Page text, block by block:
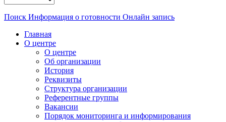
Поиск Информация о готовности Онлайн запись
Главная
О центре
О центре
Об организации
История
Реквизиты
Структура организации
Референтные группы
Вакансии
Порядок мониторинга и информирования